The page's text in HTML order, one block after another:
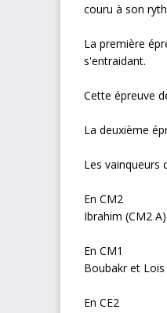
couru à son
La première
s'entraidant.
Cette épreuve
La deuxième
Les vainqueurs
En CM2
Ibrahim (CM2
En CM1
Boubakr et Lois
En CE2